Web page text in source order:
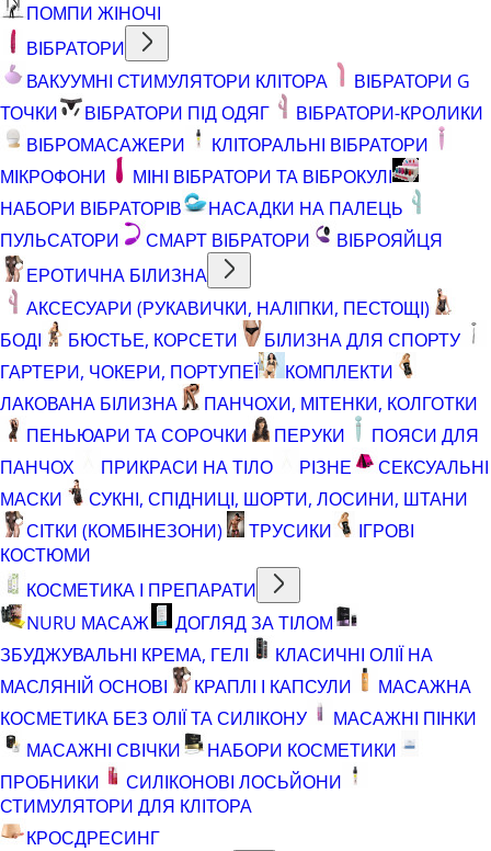
ПОМПИ ЖІНОЧІ
ВІБРАТОРИ
ВАКУУМНІ СТИМУЛЯТОРИ КЛІТОРА
ВІБРАТОРИ G
ТОЧКИ
ВІБРАТОРИ ПІД ОДЯГ
ВІБРАТОРИ-КРОЛИКИ
ВІБРОМАСАЖЕРИ
КЛІТОРАЛЬНІ ВІБРАТОРИ
МІКРОФОНИ
МІНІ ВІБРАТОРИ ТА ВІБРОКУЛІ
НАБОРИ ВІБРАТОРІВ
НАСАДКИ НА ПАЛЕЦЬ
ПУЛЬСАТОРИ
СМАРТ ВІБРАТОРИ
ВІБРОЯЙЦЯ
ЕРОТИЧНА БІЛИЗНА
АКСЕСУАРИ (РУКАВИЧКИ, НАЛІПКИ, ПЕСТОЩІ)
БОДІ
БЮСТЬЕ, КОРСЕТИ
БІЛИЗНА ДЛЯ СПОРТУ
ГАРТЕРИ, ЧОКЕРИ, ПОРТУПЕЇ
КОМПЛЕКТИ
ЛАКОВАНА БІЛИЗНА
ПАНЧОХИ, МІТЕНКИ, КОЛГОТКИ
ПЕНЬЮАРИ ТА СОРОЧКИ
ПЕРУКИ
ПОЯСИ ДЛЯ
ПАНЧОХ
ПРИКРАСИ НА ТІЛО РІЗНЕ
СЕКСУАЛЬНІ
МАСКИ
СУКНІ, СПІДНИЦІ, ШОРТИ, ЛОСИНИ, ШТАНИ
СІТКИ (КОМБІНЕЗОНИ)
ТРУСИКИ
ІГРОВІ
КОСТЮМИ
КОСМЕТИКА І ПРЕПАРАТИ
NURU МАСАЖ
ДОГЛЯД ЗА ТІЛОМ
ЗБУДЖУВАЛЬНІ КРЕМА, ГЕЛІ
КЛАСИЧНІ ОЛІЇ НА
МАСЛЯНІЙ ОСНОВІ
КРАПЛІ І КАПСУЛИ
МАСАЖНА
КОСМЕТИКА БЕЗ ОЛІЇ ТА СИЛІКОНУ
МАСАЖНІ ПІНКИ
МАСАЖНІ СВІЧКИ
НАБОРИ КОСМЕТИКИ
ПРОБНИКИ
СИЛІКОНОВІ ЛОСЬЙОНИ
СТИМУЛЯТОРИ ДЛЯ КЛІТОРА
КРОСДРЕСИНГ